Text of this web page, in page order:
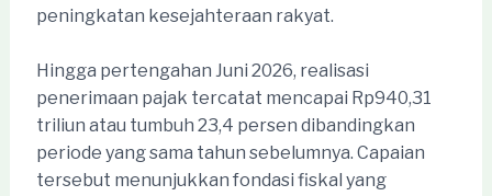
peningkatan kesejahteraan rakyat.
Hingga pertengahan Juni 2026, realisasi
penerimaan pajak tercatat mencapai Rp940,31
triliun atau tumbuh 23,4 persen dibandingkan
periode yang sama tahun sebelumnya. Capaian
tersebut menunjukkan fondasi fiskal yang